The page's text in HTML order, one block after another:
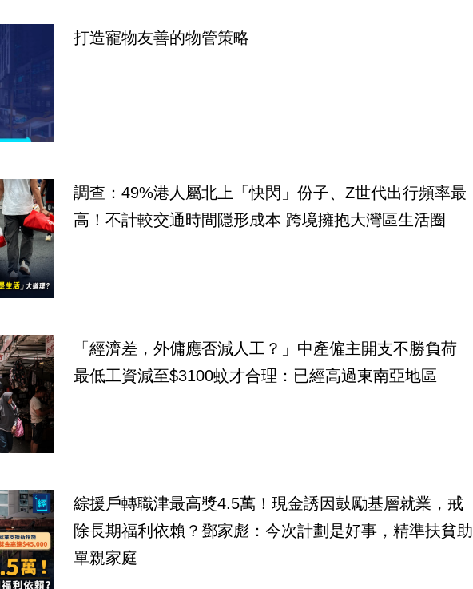
打造寵物友善的物管策略
調查：49%港人屬北上「快閃」份子、Z世代出行頻率最
高！不計較交通時間隱形成本 跨境擁抱大灣區生活圈
「經濟差，外傭應否減人工？」中產僱主開支不勝負荷
最低工資減至$3100蚊才合理：已經高過東南亞地區
綜援戶轉職津最高獎4.5萬！現金誘因鼓勵基層就業，戒
除長期福利依賴？鄧家彪：今次計劃是好事，精準扶貧助
單親家庭